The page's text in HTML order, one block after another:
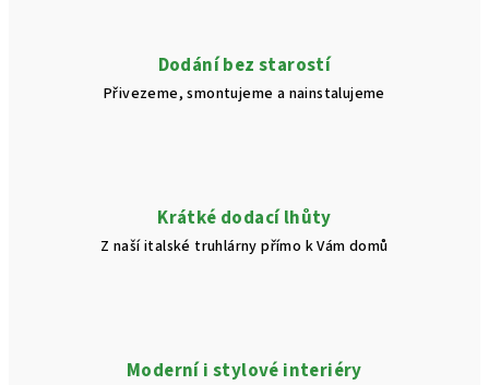
Dodání bez starostí
Přivezeme, smontujeme a nainstalujeme
Krátké dodací lhůty
Z naší italské truhlárny přímo k Vám domů
Moderní i stylové interiéry